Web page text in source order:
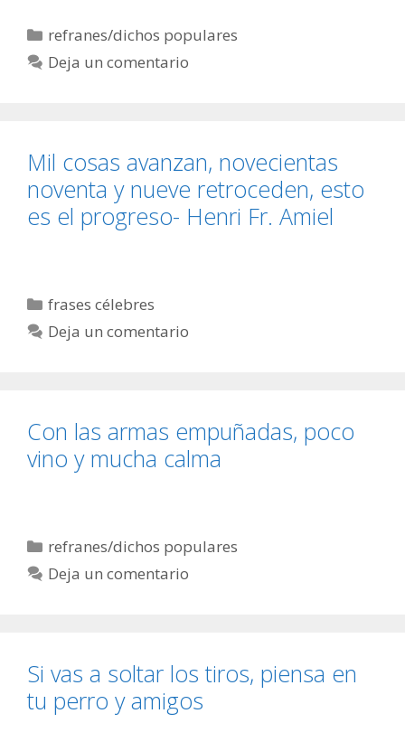
Categorías
refranes/dichos populares
Deja un comentario
Mil cosas avanzan, novecientas
noventa y nueve retroceden, esto
es el progreso- Henri Fr. Amiel
Categorías
frases célebres
Deja un comentario
Con las armas empuñadas, poco
vino y mucha calma
Categorías
refranes/dichos populares
Deja un comentario
Si vas a soltar los tiros, piensa en
tu perro y amigos